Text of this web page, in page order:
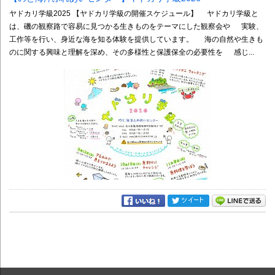
ヤドカリ学級2025 【ヤドカリ学級の開催スケジュール】 ヤドカリ学級と
は、磯の観察路で容易に見つかる生きものをテーマにした観察会や 実験、
工作等を行い、身近な海を知る体験を提供しています。 海の自然や生きも
のに関する興味と理解を深め、その多様性と保護保全の必要性を 感じ...